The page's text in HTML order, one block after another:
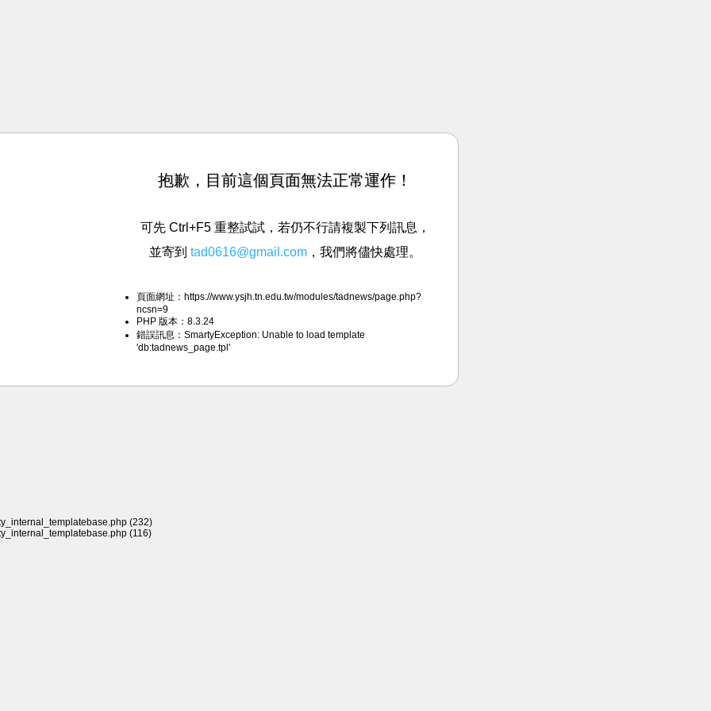
抱歉，目前這個頁面無法正常運作！
可先 Ctrl+F5 重整試試，若仍不行請複製下列訊息，
並寄到 tad0616@gmail.com，我們將儘快處理。
頁面網址：https://www.ysjh.tn.edu.tw/modules/tadnews/page.php?
ncsn=9
PHP 版本：8.3.24
錯誤訊息：SmartyException: Unable to load template
'db:tadnews_page.tpl'
(232)
(116)